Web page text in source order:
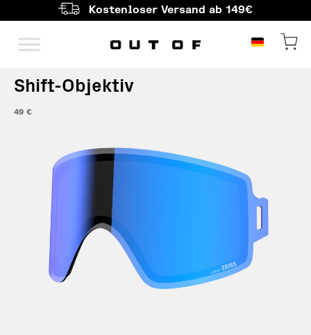
Kostenloser Versand ab 149€
Hauptnavigation
Shift-Objektiv
49 €